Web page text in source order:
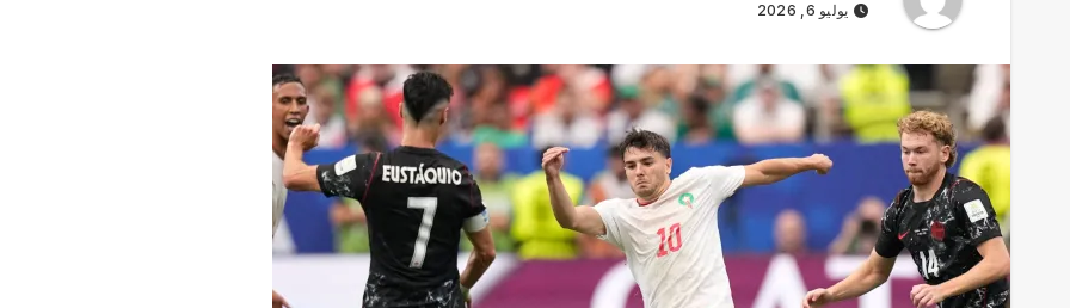
يوليو 6, 2026